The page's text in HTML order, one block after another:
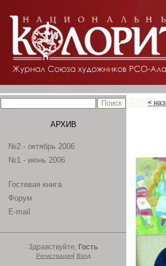
АРХИВ
№2 - октябрь 2006
№1 - июнь 2006
Гостевая книга
Форум
E-mail
Здравствуйте, Гость
Регистрация| Вход
<